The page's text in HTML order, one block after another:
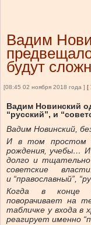
Вадим
будут
[08:45 02 ноября 2018 года ] [
Вадим Новинский
“русский”, и
Вадим Новинский,
И в том простом
рождения, учебы…
долго и тщательно
советские
и “православный”,
Когда в конце
поворачивает на
табличке у входа в
реагирует именно